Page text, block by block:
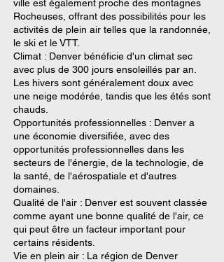
ville est également proche des montagnes
Rocheuses, offrant des possibilités pour les
activités de plein air telles que la randonnée,
le ski et le VTT.
Climat : Denver bénéficie d'un climat sec
avec plus de 300 jours ensoleillés par an.
Les hivers sont généralement doux avec
une neige modérée, tandis que les étés sont
chauds.
Opportunités professionnelles : Denver a
une économie diversifiée, avec des
opportunités professionnelles dans les
secteurs de l'énergie, de la technologie, de
la santé, de l'aérospatiale et d'autres
domaines.
Qualité de l'air : Denver est souvent classée
comme ayant une bonne qualité de l'air, ce
qui peut être un facteur important pour
certains résidents.
Vie en plein air : La région de Denver